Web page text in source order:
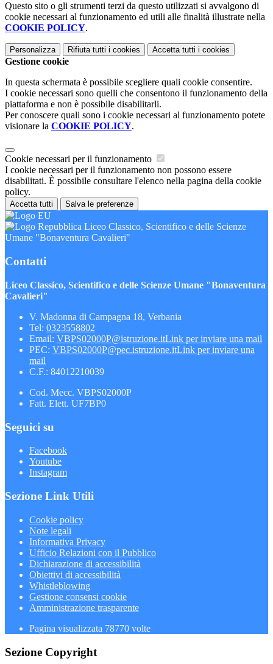
Questo sito o gli strumenti terzi da questo utilizzati si avvalgono di
cookie necessari al funzionamento ed utili alle finalità illustrate nella
COOKIE POLICY.
Personalizza Rifiuta tutti i cookies Accetta tutti i cookies
Gestione cookie
In questa schermata è possibile scegliere quali cookie consentire.
I cookie necessari sono quelli che consentono il funzionamento della
piattaforma e non è possibile disabilitarli.
Per conoscere quali sono i cookie necessari al funzionamento potete
visionare la COOKIE POLICY.
Cookie necessari per il funzionamento
I cookie necessari per il funzionamento non possono essere
disabilitati. È possibile consultare l'elenco nella pagina della cookie
policy.
Accetta tutti Salva le preferenze
Liceo Classico, Scientifico e delle Scienze
Umane "Bonaventura Cavalieri"
Contatti
Liceo Classico, Scientifico e delle Scienze Umane "Bonaventura
Cavalieri"
V. Madonna di Campagna 18, Verbania
Tel: 0323558802
Email: VBPS02000P@istruzione.itLink per inviare una mail
PEC: VBPS02000P@pec.istruzione.itLink per inviare una
mail
C.F.: 84012210039
Cod. Mecc. VBPS02000P
Fatt. Elett. UF7BP0
Seguici su
Facebook
Youtube
Instagram
Sezione Link Utili
Cookie policy
Note legali
Informativa Privacy
Ufficio Relazioni con il Pubblico
Dichiarazione di accessibilità
Obiettivi di accessibilità
Whistleblowing
Gestione consensi cookie
Amministrazione trasparente
Pagina visualizzata 78770 volte
Sezione Copyright